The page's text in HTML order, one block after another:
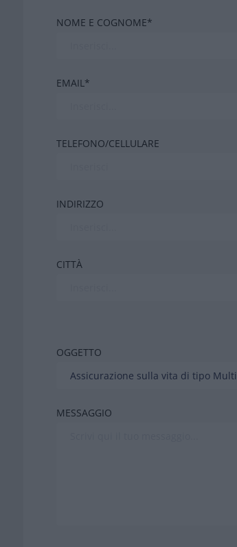
NOME E COGNOME*
EMAIL*
TELEFONO/CELLULARE
INDIRIZZO
CITTÀ
OGGETTO
MESSAGGIO